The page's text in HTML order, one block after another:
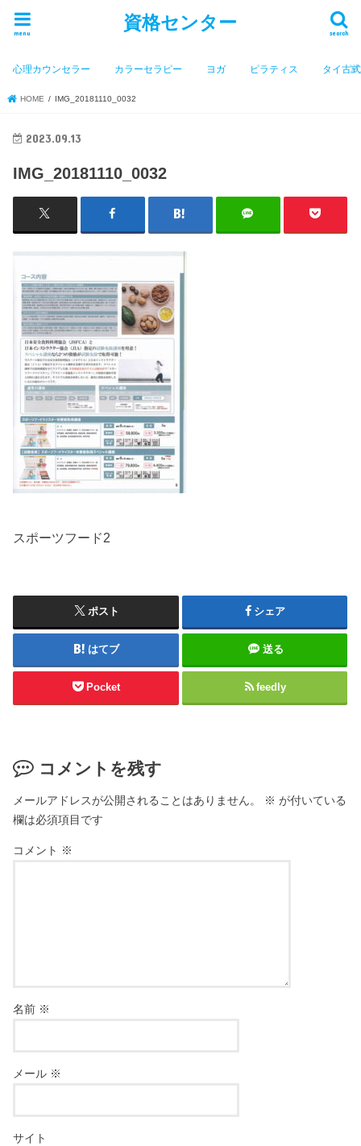
資格センター search
menu
心理カウンセラー カラーセラピー ヨガ ピラティス タイ古
HOME IMG_20181110_0032
2023.09.13
IMG_20181110_0032
スポーツフード2
ポスト シェア
はてブ 送る
Pocket feedly
コメントを残す
メールアドレスが公開されることはありません。 ※ が付いている
欄は必須項目です
コメント ※
名前 ※
メール ※
サイト